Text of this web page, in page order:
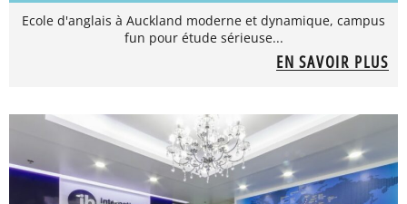
Ecole d'anglais à Auckland moderne et dynamique, campus
fun pour étude sérieuse...
EN SAVOIR PLUS